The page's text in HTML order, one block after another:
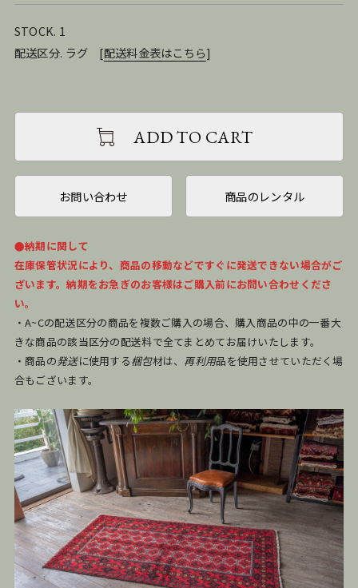
STOCK. 1
配送区分. ラグ [配送料金表はこちら]
ADD TO CART
お問い合わせ 商品のレンタル
●納期に関して
在庫保管状況により、商品の移動などですぐに発送できない場合がご
ざいます。納期をお急ぎのお客様はご購入前にお問い合わせくださ
い。
・A~Cの配送区分の商品を複数ご購入の場合、購入商品の中の一番大
きな商品の該当区分の配送料で全てまとめてお届けいたします。
・商品の発送に使用する梱包材は、 再利用品を使用させていただく場
合もございます。